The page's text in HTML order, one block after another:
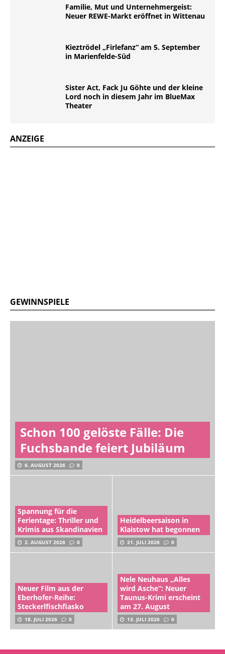
Familie, Mut und Unternehmergeist:
Neuer REWE-Markt eröffnet in Wittenau
Kieztrödel „Firlefanz“ am 5. September
in Marienfelde-Süd
Sister Act, Fack Ju Göhte und der kleine
Lord noch in diesem Jahr im BlueMax
Theater
ANZEIGE
GEWINNSPIELE
Schon 100 gelöste Fälle: Die
Fuchsbande feiert Jubiläum
6. AUGUST 2026 0
Spannung für die
Ferientage: Thriller und
Krimis aus Skandinavien
2. AUGUST 2026 0
Heidelbeersaison in
Klaistow hat begonnen
21. JULI 2026 0
Neuer Film aus der
Eberhofer-Reihe:
Steckerlfischfiasko
18. JULI 2026 0
Nele Neuhaus „Alles
wird Asche“: Neuer
Taunus-Krimi erscheint
am 27. August
13. JULI 2026 0